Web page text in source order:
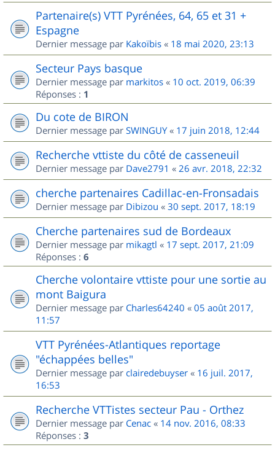
Partenaire(s) VTT Pyrénées, 64, 65 et 31 +
Espagne
Dernier message par Kakoïbis « 18 mai 2020, 23:13
Secteur Pays basque
Dernier message par markitos « 10 oct. 2019, 06:39
Réponses : 1
Du cote de BIRON
Dernier message par SWINGUY« 17 juin 2018, 12:44
Recherche vttiste du côté de casseneuil
Dernier message par Dave2791 « 26 avr. 2018, 22:32
cherche partenaires Cadillac-en-Fronsadais
Dernier message par Dibizou « 30 sept. 2017, 18:19
Cherche partenaires sud de Bordeaux
Dernier message par mikagtl « 17 sept. 2017, 21:09
Réponses : 6
Cherche volontaire vttiste pour une sortie au
mont Baigura
Dernier message par Charles64240 « 05 août 2017,
11:57
VTT Pyrénées-Atlantiques reportage
"échappées belles"
Dernier message par clairedebuyser « 16 juil. 2017,
16:53
Recherche VTTistes secteur Pau - Orthez
Dernier message par Cenac « 14 nov. 2016, 08:33
Réponses : 3